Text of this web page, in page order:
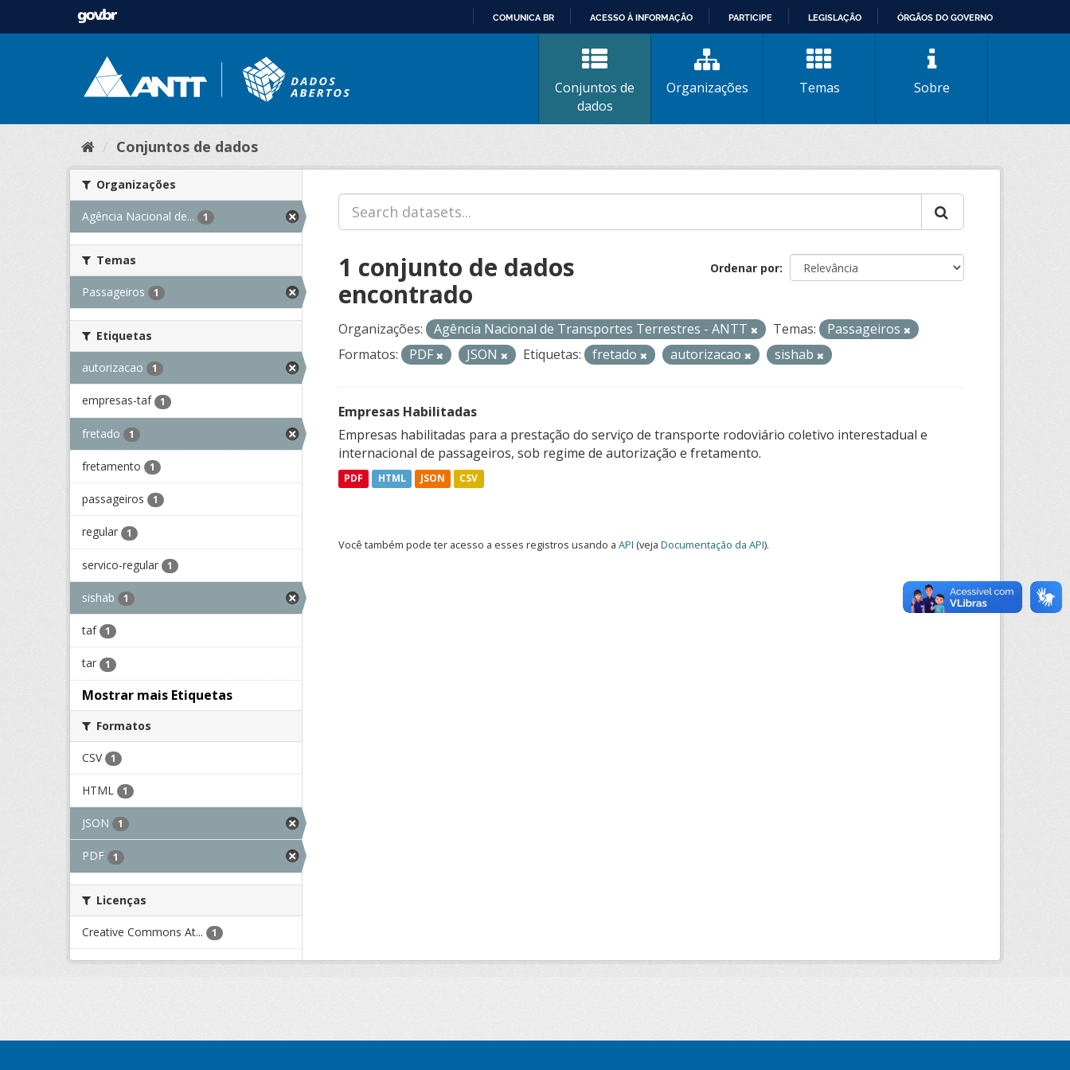
CONTEÚDO
COMUNICA BR ACESSO À INFORMAÇÃO PARTICIPE LEGISLAÇÃO ÓRGÃOS DO GOVERNO
Conjuntos de
dados
Organizações Temas Sobre
Conjuntos de dados
Organizações
Agência Nacional de... 1
Temas
Passageiros 1
Etiquetas
autorizacao 1
empresas-taf 1
fretado 1
fretamento 1
passageiros 1
regular 1
servico-regular 1
sishab 1
taf 1
tar 1
Mostrar mais Etiquetas
Formatos
CSV 1
HTML 1
JSON 1
PDF 1
Licenças
Creative Commons At... 1
Ordenar por
1 conjunto de dados
encontrado
Organizações: Agência Nacional de Transportes Terrestres - ANTT Temas:
Passageiros
Formatos:
PDF JSON Etiquetas: fretado autorizacao sishab
Empresas Habilitadas
Empresas habilitadas para a prestação do serviço de transporte rodoviário coletivo interestadual e
internacional de passageiros, sob regime de autorização e fretamento.
PDF HTML JSON CSV
Você também pode ter acesso a esses registros usando a API (veja Documentação da API).